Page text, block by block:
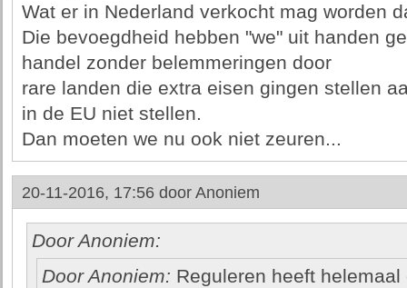
Wat er in Nederland verkocht mag worden
Die bevoegdheid hebben "we" uit handen
handel zonder belemmeringen door
rare landen die extra eisen gingen stellen
in de EU niet stellen.
Dan moeten we nu ook niet zeuren...
20-11-2016, 17:56 door Anoniem
Door Anoniem:
Door Anoniem: Reguleren heeft